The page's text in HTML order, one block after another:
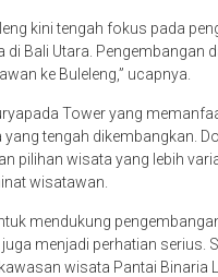
kini tengah fokus pada
di Bali Utara. Pengembangan
ke Buleleng,” ucapnya.
Tower yang
yang tengah dikembangkan.
pilihan wisata yang lebih
wisatawan.
mendukung
menjadi perhatian serius.
wisata Pantai Binaria